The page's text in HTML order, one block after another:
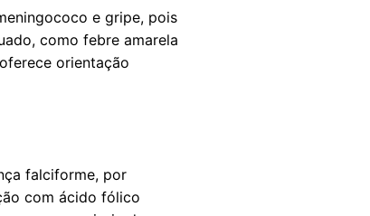
e gripe, pois
como febre amarela
orientação
falciforme, por
com ácido fólico